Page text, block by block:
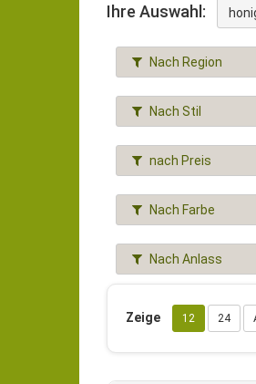
Ihre Auswahl:
Nach Region
Nach Stil
nach Preis
Nach Farbe
Nach Anlass
Zeige 12 24